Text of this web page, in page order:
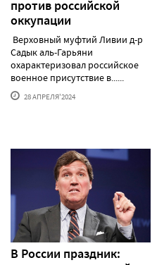
против российской
оккупации
Верховный муфтий Ливии д-р
Садык аль-Гарьяни
охарактеризовал российское
военное присутствие в......
28 АПРЕЛЯ'2024
В России праздник: